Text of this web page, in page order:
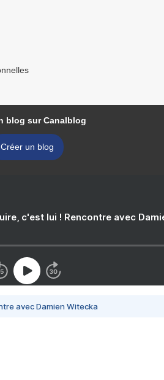
blog sur Canalblog
Créer un blog
c'est lui ! Rencontre avec
avec Damien Witecka